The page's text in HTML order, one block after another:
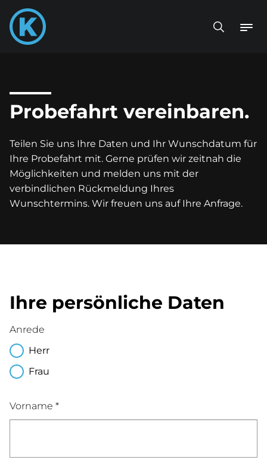
Probefahrt vereinbaren.
Teilen Sie uns Ihre Daten und Ihr Wunschdatum für
Ihre Probefahrt mit. Gerne prüfen wir zeitnah die
Möglichkeiten und melden uns mit der
verbindlichen Rückmeldung Ihres
Wunschtermins. Wir freuen uns auf Ihre Anfrage.
Ihre persönliche Daten
Anrede
Herr
Frau
Vorname *